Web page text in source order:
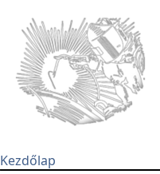
Kezdőlap